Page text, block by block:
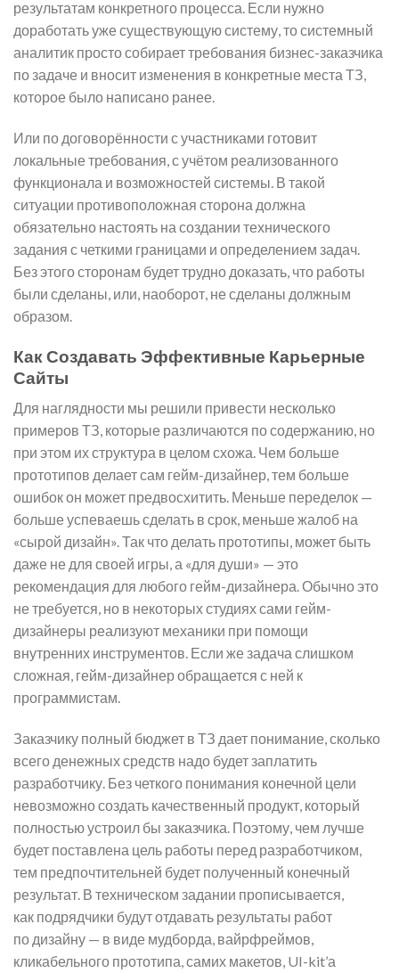
результатам конкретного процесса. Если нужно
доработать уже существующую систему, то системный
аналитик просто собирает требования бизнес-заказчика
по задаче и вносит изменения в конкретные места ТЗ,
которое было написано ранее.
Или по договорённости с участниками готовит
локальные требования, с учётом реализованного
функционала и возможностей системы. В такой
ситуации противоположная сторона должна
обязательно настоять на создании технического
задания с четкими границами и определением задач.
Без этого сторонам будет трудно доказать, что работы
были сделаны, или, наоборот, не сделаны должным
образом.
Как Создавать Эффективные Карьерные
Сайты
Для наглядности мы решили привести несколько
примеров ТЗ, которые различаются по содержанию, но
при этом их структура в целом схожа. Чем больше
прототипов делает сам гейм-дизайнер, тем больше
ошибок он может предвосхитить. Меньше переделок —
больше успеваешь сделать в срок, меньше жалоб на
«сырой дизайн». Так что делать прототипы, может быть
даже не для своей игры, а «для души» — это
рекомендация для любого гейм-дизайнера. Обычно это
не требуется, но в некоторых студиях сами гейм-
дизайнеры реализуют механики при помощи
внутренних инструментов. Если же задача слишком
сложная, гейм-дизайнер обращается с ней к
программистам.
Заказчику полный бюджет в ТЗ дает понимание, сколько
всего денежных средств надо будет заплатить
разработчику. Без четкого понимания конечной цели
невозможно создать качественный продукт, который
полностью устроил бы заказчика. Поэтому, чем лучше
будет поставлена цель работы перед разработчиком,
тем предпочтительней будет полученный конечный
результат. В техническом задании прописывается,
как подрядчики будут отдавать результаты работ
по дизайну — в виде мудборда, вайрфреймов,
кликабельного прототипа, самих макетов, UI-kit’а